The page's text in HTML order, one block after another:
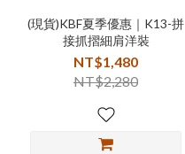
(現貨)KBF夏季優惠｜K13-拼
接抓摺細肩洋裝
NT$1,480
NT$2,280